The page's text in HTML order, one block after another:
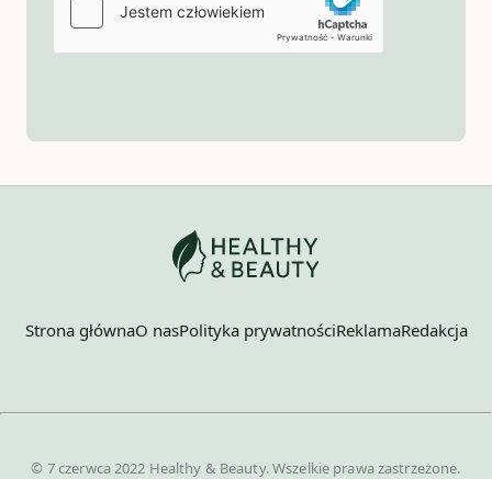
Strona głównaO nasPolityka prywatnościReklamaRedakcja
© 7 czerwca 2022 Healthy & Beauty. Wszelkie prawa zastrzeżone.